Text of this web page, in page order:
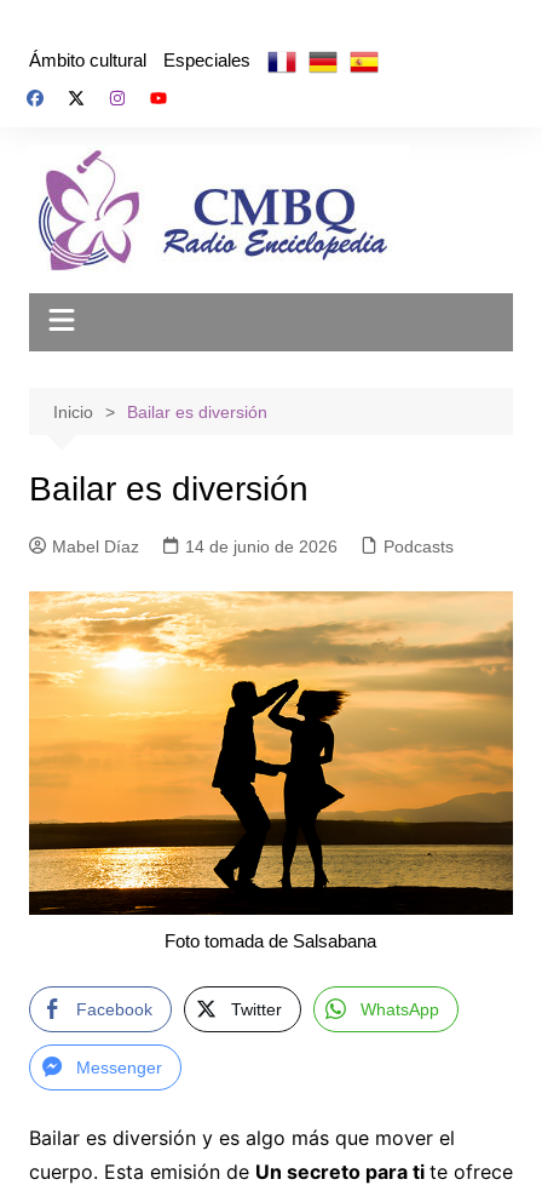
Ámbito cultural Especiales
Inicio Bailar es diversión
Bailar es diversión
Mabel Díaz 14 de junio de 2026 Podcasts
Foto tomada de Salsabana
Facebook Twitter WhatsApp
Messenger
Bailar es diversión y es algo más que mover el
cuerpo. Esta emisión de Un secreto para ti te ofrece